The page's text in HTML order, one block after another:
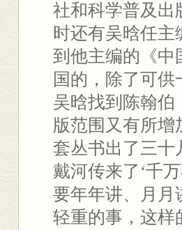
社和科学普及出
时还有吴晗任
到他主编的《中
国的，除了可
吴晗找到陈翰伯
版范围又有所增
套丛书出了三
戴河传来了‘千
要年年讲、月月
轻重的事，这样